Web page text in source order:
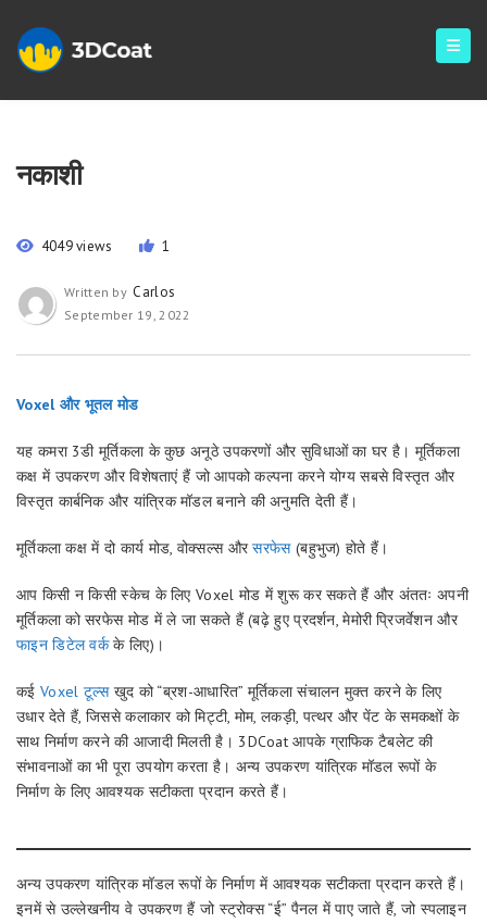
नकाशी
4049 views 1
Written by Carlos
September 19, 2022
Voxel और भूतल मोड
यह कमरा 3डी मूर्तिकला के कुछ अनूठे उपकरणों और सुविधाओं का घर है। मूर्तिकला
कक्ष में उपकरण और विशेषताएं हैं जो आपको कल्पना करने योग्य सबसे विस्तृत और
विस्तृत कार्बनिक और यांत्रिक मॉडल बनाने की अनुमति देती हैं।
मूर्तिकला कक्ष में दो कार्य मोड, वोक्सल्स औरसरफेस(बहुभुज) होते हैं।
आप किसी न किसी स्केच के लिए Voxel मोड में शुरू कर सकते हैं और अंततः अपनी
मूर्तिकला को सरफेस मोड में ले जा सकते हैं (बढ़े हुए प्रदर्शन, मेमोरी प्रिजर्वेशन और
फाइन डिटेल वर्कके लिए)।
कई Voxel टूल्सखुद को “ब्रश-आधारित” मूर्तिकला संचालन मुक्त करने के लिए
उधार देते हैं, जिससे कलाकार को मिट्टी, मोम, लकड़ी, पत्थर और पेंट के समकक्षों के
साथ निर्माण करने की आजादी मिलती है। 3DCoat आपके ग्राफिक टैबलेट की
संभावनाओं का भी पूरा उपयोग करता है। अन्य उपकरण यांत्रिक मॉडल रूपों के
निर्माण के लिए आवश्यक सटीकता प्रदान करते हैं।
अन्य उपकरण यांत्रिक मॉडल रूपों के निर्माण में आवश्यक सटीकता प्रदान करते हैं।
इनमें से उल्लेखनीय वे उपकरण हैं जो स्ट्रोक्स “ई” पैनल में पाए जाते हैं, जो स्पलाइन